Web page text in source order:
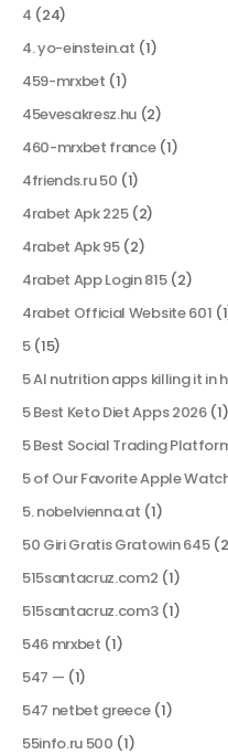
4 (24)
4. yo-einstein.at (1)
459-mrxbet (1)
45evesakresz.hu (2)
460-mrxbet france(1)
4friends.ru 50 (1)
4rabet Apk 225(2)
4rabet Apk 95(2)
4rabet App Login 815(2)
4rabet Official Website 601
5(15)
5 AI nutrition apps killing it in
5 Best Keto Diet Apps 2026(1)
5 Best Social Trading
5 of Our Favorite Apple
5. nobelvienna.at (1)
50 Giri Gratis Gratowin 645
515santacruz.com2 (1)
515santacruz.com3(1)
546 mrxbet (1)
547 — (1)
547 netbet greece(1)
55info.ru 500 (1)